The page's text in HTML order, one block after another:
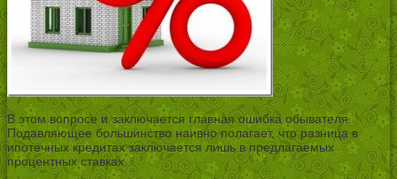
В этом вопросе и заключается главная ошибка обывателя.
Подавляющее большинство наивно полагает, что разница в
ипотечных кредитах заключается лишь в предлагаемых
процентных ставках.